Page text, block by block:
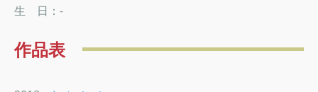
生 日：-
作品表